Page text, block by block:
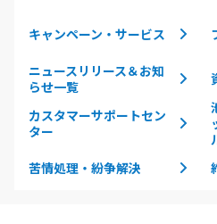
キャンペーン・サービス
ニュースリリース＆お知
らせ一覧
カスタマーサポートセン
ター
苦情処理・紛争解決